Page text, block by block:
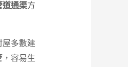
道通渠方
多數建
容易生